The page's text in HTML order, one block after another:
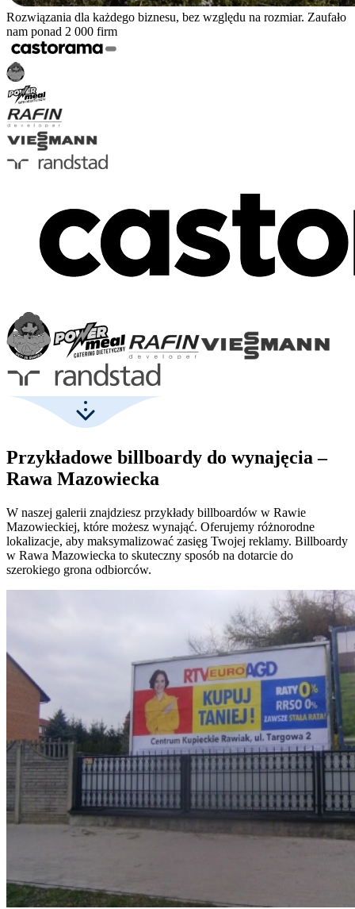
Rozwiązania dla każdego biznesu, bez względu na rozmiar. Zaufało
nam ponad 2 000 firm
Przykładowe billboardy do wynajęcia –
Rawa Mazowiecka
W naszej galerii znajdziesz przykłady billboardów w Rawie
Mazowieckiej, które możesz wynająć. Oferujemy różnorodne
lokalizacje, aby maksymalizować zasięg Twojej reklamy. Billboardy
w Rawa Mazowiecka to skuteczny sposób na dotarcie do
szerokiego grona odbiorców.